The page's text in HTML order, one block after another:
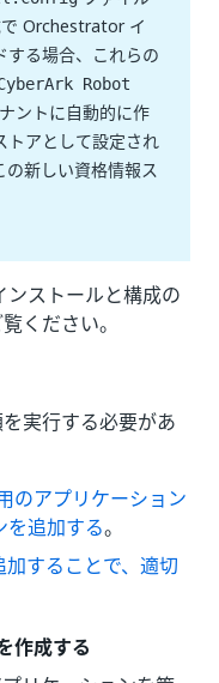
Orchestrator イ
する場合、これらの
Robot
ントに自動的に作
トアとして設定され
の新しい資格情報ス
ストールと構成の
ください。
実行する必要があ
のアプリケーション
を追加する。
することで、適切
作成する